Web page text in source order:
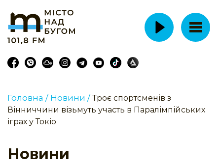
Головна / Новини / Троє спортсменів з
Вінниччини візьмуть участь в Паралімпійських
іграх у Токіо
Новини